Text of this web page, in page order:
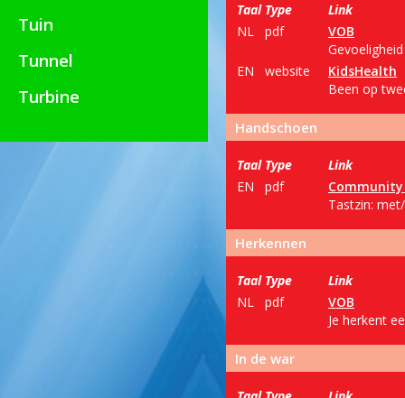
Tuin
Tunnel
Turbine
Taal Type
Link
NL
pdf
VOB
EN
website
KidsHealth
Been op
Handschoen
Taal Type
Link
EN
pdf
Community
Tastzin:
Herkennen
Taal Type
Link
NL
pdf
VOB
Je herkent
In de war